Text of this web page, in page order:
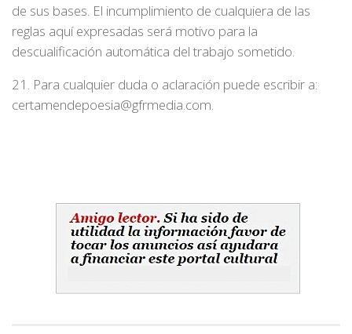
de sus bases. El incumplimiento de cualquiera de las
reglas aquí expresadas será motivo para la
descualificación automática del trabajo sometido.
21. Para cualquier duda o aclaración puede escribir a:
certamendepoesia@gfrmedia.com.